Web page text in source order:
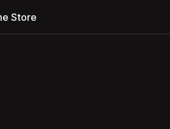
Store